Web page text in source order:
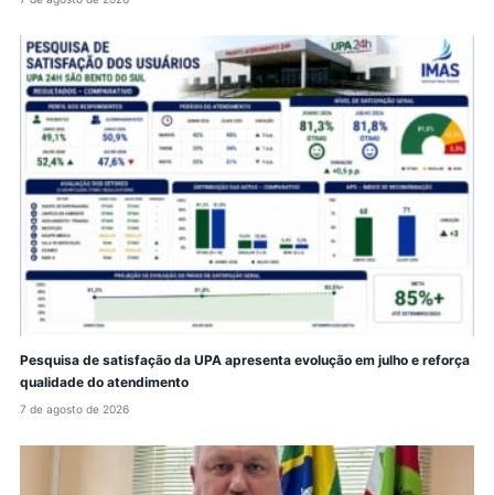
Pesquisa de satisfação da UPA apresenta evolução em julho e reforça
qualidade do atendimento
7 de agosto de 2026